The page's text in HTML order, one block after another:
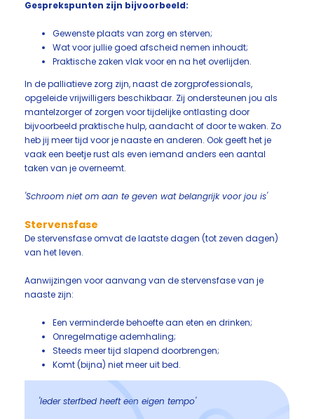
Gesprekspunten zijn bijvoorbeeld:
Gewenste plaats van zorg en sterven;
Wat voor jullie goed afscheid nemen inhoudt;
Praktische zaken vlak voor en na het overlijden.
In de palliatieve zorg zijn, naast de zorgprofessionals,
opgeleide vrijwilligers beschikbaar. Zij ondersteunen jou als
mantelzorger of zorgen voor tijdelijke ontlasting door
bijvoorbeeld praktische hulp, aandacht of door te waken. Zo
heb jij meer tijd voor je naaste en anderen. Ook geeft het je
vaak een beetje rust als even iemand anders een aantal
taken van je overneemt.
'Schroom niet om aan te geven wat belangrijk voor jou is'
Stervensfase
De stervensfase omvat de laatste dagen (tot zeven dagen)
van het leven.
Aanwijzingen voor aanvang van de stervensfase van je
naaste zijn:
Een verminderde behoefte aan eten en drinken;
Onregelmatige ademhaling;
Steeds meer tijd slapend doorbrengen;
Komt (bijna) niet meer uit bed.
'Ieder sterfbed heeft een eigen tempo'